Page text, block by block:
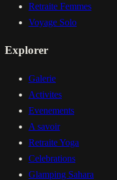
Retraite Femmes
Voyage Solo
Explorer
Galerie
Activites
Evenements
A savoir
Retraite Yoga
Celebrations
Glamping Sahara